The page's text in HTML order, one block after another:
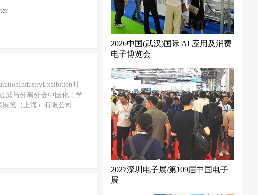
时
滤与分离分会中国化工学
览（上海）有限公司
2026中国(武汉)国际 AI 应用及消费
电子博览会
2027深圳电子展/第109届中国电子
展